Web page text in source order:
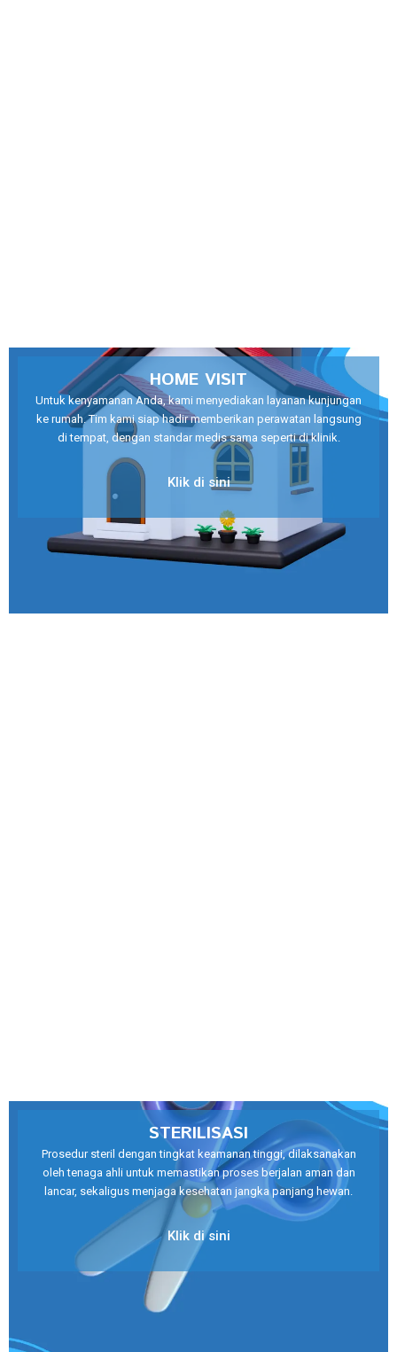
HOME VISIT
Untuk kenyamanan Anda, kami menyediakan layanan kunjungan
ke rumah. Tim kami siap hadir memberikan perawatan langsung
di tempat, dengan standar medis sama seperti di klinik.
Klik di sini
STERILISASI
Prosedur steril dengan tingkat keamanan tinggi, dilaksanakan
oleh tenaga ahli untuk memastikan proses berjalan aman dan
lancar, sekaligus menjaga kesehatan jangka panjang hewan.
Klik di sini